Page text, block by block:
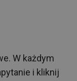
W każdym
i kliknij